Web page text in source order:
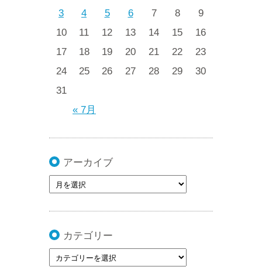
« 7月
3
4 5 6 7 8
9
10
11 12 13 14 15
16
17
18 19 20 21 22
23
24
25 26 27 28 29
30
31
アーカイブ
カテゴリー